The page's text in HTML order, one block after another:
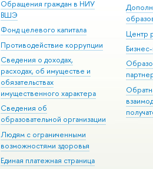
Обращения граждан в НИУ
ВШЭ
Фонд целевого капитала
Противодействие коррупции
Сведения о доходах,
расходах, об имуществе и
обязательствах
имущественного характера
Сведения об
образовательной организации
Людям с ограниченными
возможностями здоровья
Единая платежная страница
Центр